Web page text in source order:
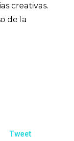
creativas.
de la
Tweet